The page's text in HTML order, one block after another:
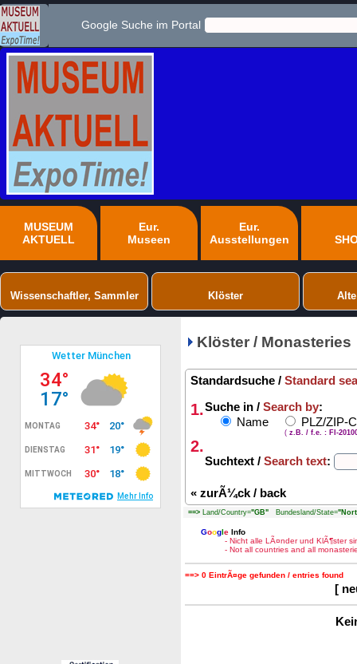
Google Suche im Portal
MUSEUM
AKTUELL
Eur.
Museen
Eur.
Ausstellungen
Wissenschaftler, Sammler Klöster
Klöster / Monasteries
Standardsuche / Standard
1.Suche in / Search by:
Name
PLZ/ZIP-
( z.B. / f.e. : FI-
2.
Suchtext / Search text:
« zurÃ¼ck / back
==> Land/Country="GB" Bundesland/State=
Google Info
- Nicht alle LÃ¤nder und KlÃ¶ster
- Not all countries and all
==> 0 EintrÃ¤ge gefunden / entries found
[